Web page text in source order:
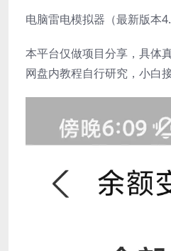
电脑雷电模拟器（最新版本
本平台仅做项目分享，具体
网盘内教程自行研究，小白